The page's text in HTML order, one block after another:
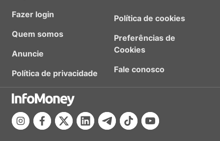
Fazer login
Quem somos
Anuncie
Política de privacidade
Política de cookies
Preferências de
Cookies
Fale conosco